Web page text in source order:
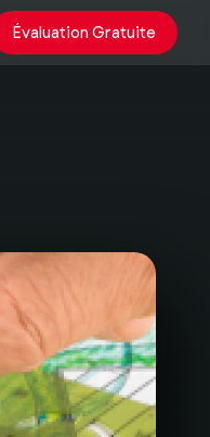
Évaluation Gratuite